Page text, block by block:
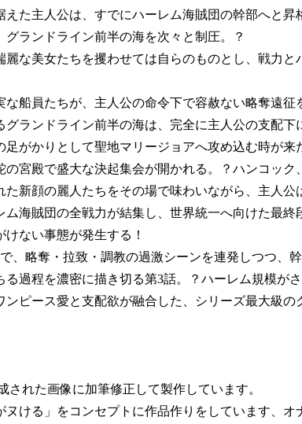
えた主人公は、すでにハーレム海賊団の幹部へと
ランドライン前半の海を次々と制圧。？
麗な美女たちを攫わせては自らのものとし、戦力
な船員たちが、主人公の命令下で容赦ない略奪遠
ランドライン前半の海は、完全に主人公の支配下
足がかりとして聖地マリージョアへ攻め込む時が
宮殿で盛大な決起集会が開かれる。？ハンコック
新顔の麗人たちをその場で味わいながら、主人公
ム海賊団の全戦力が結集し、世界統一へ向けた最
ない事態が発生する！
、略奪・拉致・調教の過激シーンを連発しつつ、
る過程を濃密に描き切る第3話。？ハーレム規模が
ピース愛と支配欲が融合した、シリーズ最大級の
された画像に加筆修正して製作しています。
ヌける」をコンセプトに作品作りをしています、オ